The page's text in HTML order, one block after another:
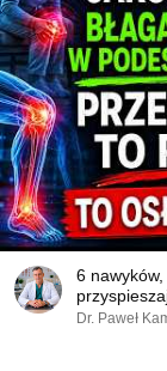
6
Dr. Paweł